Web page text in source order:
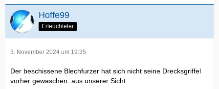
Hoffe99
Erleuchteter
3. November 2024 um 19:35
Der beschissene Blechfurzer hat sich nicht seine Drecksgriffel
vorher gewaschen. aus unserer Sicht